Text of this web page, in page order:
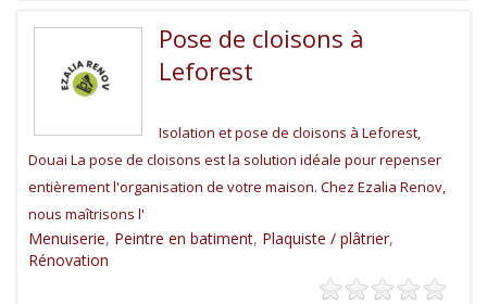
Pose de cloisons à
Leforest
Isolation et pose de cloisons à Leforest,
Douai La pose de cloisons est la solution idéale pour repenser
entièrement l'organisation de votre maison. Chez Ezalia Renov,
nous maîtrisons l'
Menuiserie, Peintre en batiment, Plaquiste / plâtrier,
Rénovation